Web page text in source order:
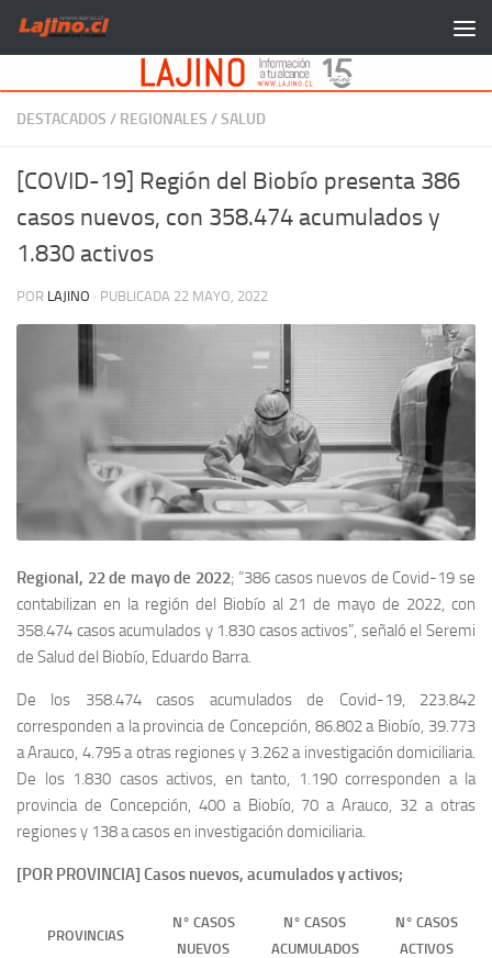
Saltar al contenido
DESTACADOS / REGIONALES /SALUD
[COVID-19] Región del Biobío presenta 386
casos nuevos, con 358.474 acumulados y
1.830 activos
POR LAJINO · PUBLICADA 22 MAYO, 2022
Regional, 22 de mayo de 2022; “386 casos nuevos de Covid-19 se
contabilizan en la región del Biobío al 21 de mayo de 2022, con
358.474 casos acumulados y 1.830 casos activos”, señaló el Seremi
de Salud del Biobío, Eduardo Barra.
De los 358.474 casos acumulados de Covid-19, 223.842
corresponden a la provincia de Concepción, 86.802 a Biobío, 39.773
a Arauco, 4.795 a otras regiones y 3.262 a investigación domiciliaria.
De los 1.830 casos activos, en tanto, 1.190 corresponden a la
provincia de Concepción, 400 a Biobío, 70 a Arauco, 32 a otras
regiones y 138 a casos en investigación domiciliaria.
[POR PROVINCIA] Casos nuevos, acumulados y activos;
PROVINCIAS
N° CASOS
NUEVOS
N° CASOS
ACUMULADOS
N° CASOS
ACTIVOS